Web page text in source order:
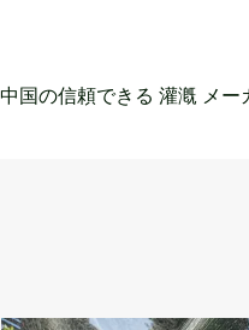
中国の信頼できる 灌漑 メ